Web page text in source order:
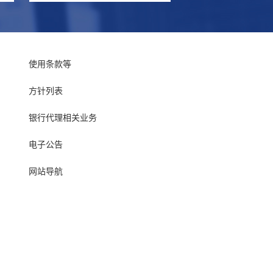
使用条款等
方针列表
银行代理相关业务
电子公告
网站导航